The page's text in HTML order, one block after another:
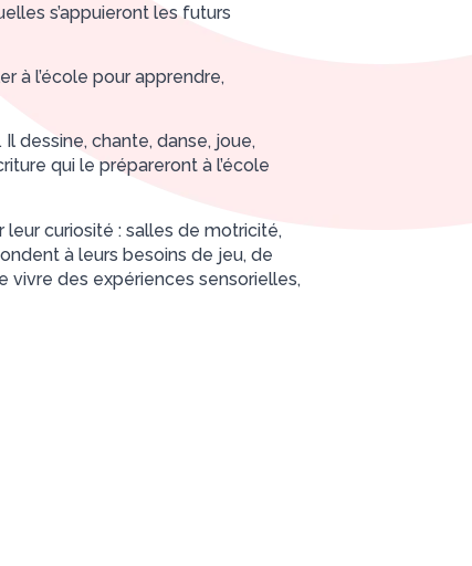
s’appuieront les futurs
à l’école pour apprendre,
dessine, chante, danse, joue,
qui le prépareront à l’école
curiosité : salles de motricité,
à leurs besoins de jeu, de
des expériences sensorielles,